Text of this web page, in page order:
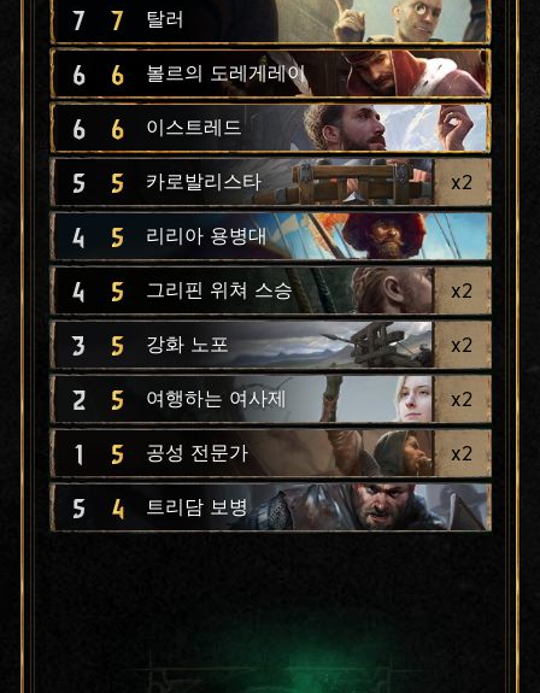
7 7 탈러
6 6 볼르의 도레게레이
6 6 이스트레드
5 5 카로발리스타 x2
4 5 리리아 용병대
4 5 그리핀 위쳐 스승 x2
3 5 강화 노포 x2
2 5 여행하는 여사제 x2
1 5 공성 전문가 x2
5 4 트리담 보병